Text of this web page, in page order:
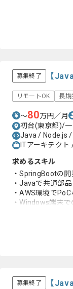
募集終了 【
リモートOK 長期
〜80万円／月
初台(東京都)/一
Java / Node.js
ITアーキテク
求めるスキル
・SpringBootの
・Javaで共通部
・AWS環境で
・Windows端末
募集終了 【